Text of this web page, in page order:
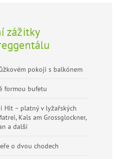
zážitky
pokoji s balkónem
formou bufetu
Hit – platný v lyžařských
Kals am Grossglockner,
a další
o dvou chodech